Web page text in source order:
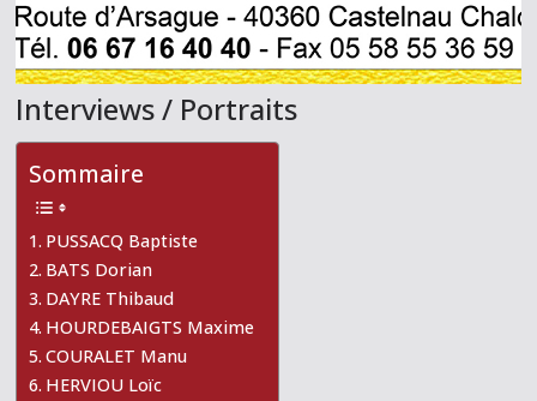
Interviews / Portraits
Sommaire
PUSSACQ Baptiste
BATS Dorian
DAYRE Thibaud
HOURDEBAIGTS Maxime
COURALET Manu
HERVIOU Loïc